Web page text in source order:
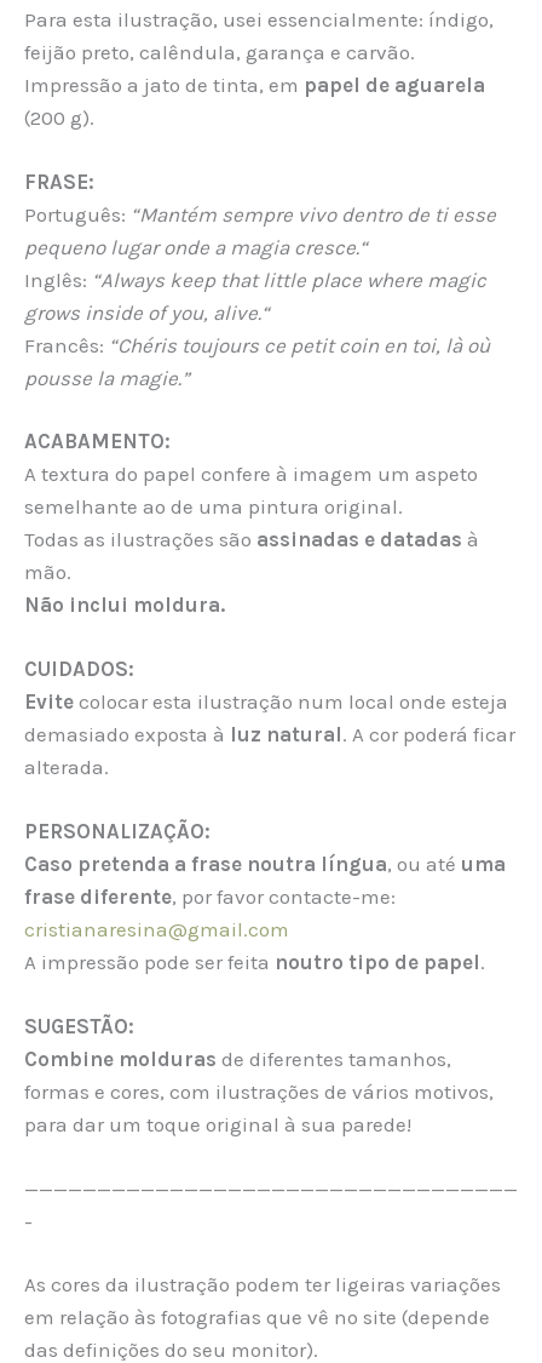
Para esta ilustração, usei essencialmente: índigo,
feijão preto, calêndula, garança e carvão.
Impressão a jato de tinta, em papel de aguarela
(200 g).
FRASE:
Português: “Mantém sempre vivo dentro de ti esse
pequeno lugar onde a magia cresce.“
Inglês: “Always keep that little place where magic
grows inside of you, alive.“
Francês: “Chéris toujours ce petit coin en toi, là où
pousse la magie.”
ACABAMENTO:
A textura do papel confere à imagem um aspeto
semelhante ao de uma pintura original.
Todas as ilustrações são assinadas e datadas à
mão.
Não inclui moldura.
CUIDADOS:
Evite colocar esta ilustração num local onde esteja
demasiado exposta à luz natural. A cor poderá ficar
alterada.
PERSONALIZAÇÃO:
Caso pretenda a frase noutra língua, ou até uma
frase diferente, por favor contacte-me:
cristianaresina@gmail.com
A impressão pode ser feita noutro tipo de papel.
SUGESTÃO:
Combine molduras de diferentes tamanhos,
formas e cores, com ilustrações de vários motivos,
para dar um toque original à sua parede!
——————————————————————————————————
-
As cores da ilustração podem ter ligeiras variações
em relação às fotografias que vê no site (depende
das definições do seu monitor).